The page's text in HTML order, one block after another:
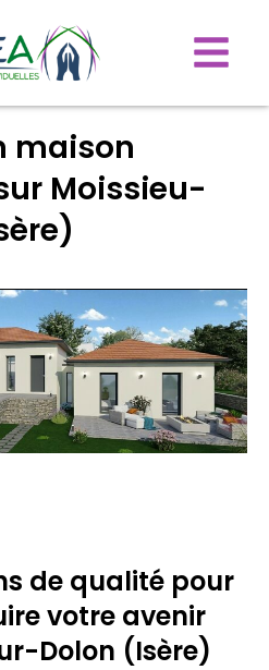
maison
Moissieu-
de qualité pour
votre avenir
Dolon (Isère)